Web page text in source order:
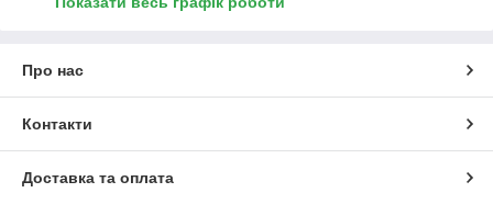
Про нас
Контакти
Доставка та оплата